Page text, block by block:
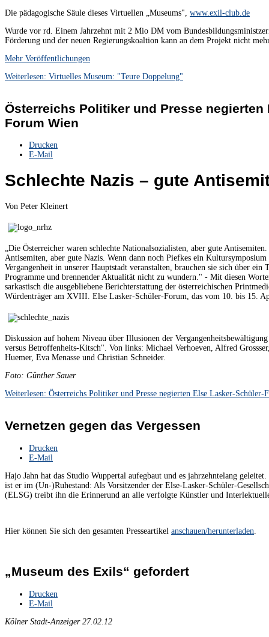
Die pädagogische Säule dieses Virtuellen „Museums", www.exil-club.de
Wurde vor rd. Einem Jahrzehnt mit 2 Mio DM vom
Förderung und der neuen Regierungskoaltion kann an dem Projekt nicht
Mehr Veröffentlichungen
Weiterlesen: Virtuelles Museum: "Teure Doppelung"
Österreichs Politiker und Presse negierten
Forum Wien
Drucken
E-Mail
Schlechte Nazis – gute
Von Peter Kleinert
„Die Österreicher waren schlechte Nationalsozialisten, aber gute
Antisemiten, aber gute Nazis. Wenn dann noch Piefkes ein Kultursymposium
Vergangenheit in unserer Hauptstadt veranstalten, brauchen sie sich über ein
Programme und brennender Aktualität nicht zu wundern." - Mit diesen
sarkastisch die ausgebliebene Berichterstattung der österreichischen
Würdenträger am XVIII. Else Lasker-Schüler-Forum, das vom 10. bis 15.
Diskussion auf hohem Niveau über Illusionen der
versus Betroffenheits-Kitsch". Von links: Michael Verhoeven, Alfred
Huemer, Eva Menasse und Christian Schneider.
Foto: Günther Sauer
Weiterlesen: Österreichs Politiker und Presse negierten Else Lasker-Schüler-
Vernetzen gegen das Vergessen
Drucken
E-Mail
Hajo Jahn hat das Studio Wuppertal aufegbaut und es jahrzehntelang
ist er im (Un-)Ruhestand: Als Vorsitzender der Else-Lasker-Schüler-
(ELSG) treibt ihn die Erinnerund an alle verfolgte Künstler und
Hier können Sie sich den gesamten Presseartikel anschauen/herunterladen
„Museum des Exils“ gefordert
Drucken
E-Mail
Kölner Stadt-Anzeiger 27.02.12